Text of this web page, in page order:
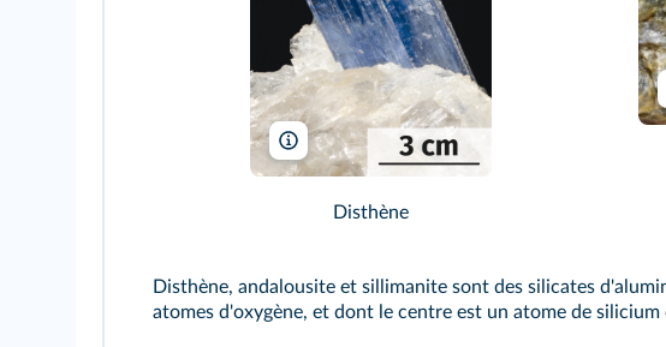
Parent Géry/Wikimedia
Disthène
Disthène, andalousite et sillimanite sont des silicates
atomes d'oxygène, et dont le centre est un atome de silicium